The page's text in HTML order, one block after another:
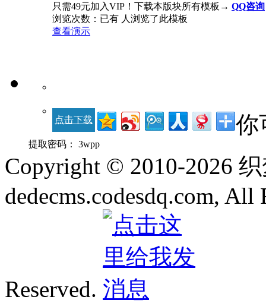
只需49元加入VIP！下载本版块所有模板→ QQ咨询
浏览次数：已有 人浏览了此模板
查看演示
点击下载
提取密码： 3wpp
你
Copyright © 2010-2026
dedecms.codesdq.com, All
Reserved.